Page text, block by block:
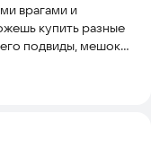
врагами и
купить разные
подвиды, мешок
ими перед